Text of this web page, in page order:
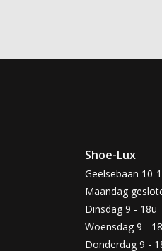
Shoe-Lux
Geelsebaan 10-
Maandag
Dinsdag 9 - 18u
Woensdag 9 -
Donderdag 9 -